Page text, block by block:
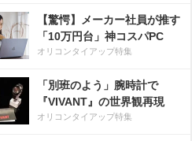
【驚愕】メーカー社員が推す
「10万円台」神コスパPC
オリコンタイアップ特集
「別班のよう」腕時計で
『VIVANT』の世界観再現
オリコンタイアップ特集